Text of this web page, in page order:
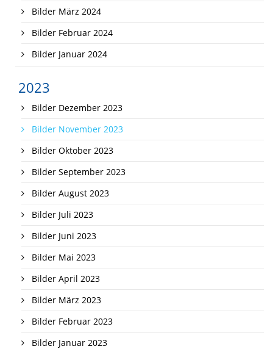
Bilder März 2024
Bilder Februar 2024
Bilder Januar 2024
2023
Bilder Dezember 2023
Bilder November 2023
Bilder Oktober 2023
Bilder September 2023
Bilder August 2023
Bilder Juli 2023
Bilder Juni 2023
Bilder Mai 2023
Bilder April 2023
Bilder März 2023
Bilder Februar 2023
Bilder Januar 2023